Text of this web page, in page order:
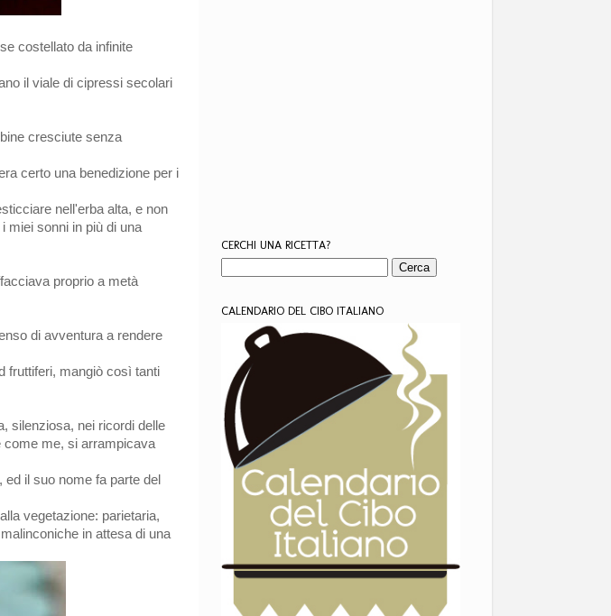
costellato da infinite
il viale di cipressi secolari
cresciute senza
certo una benedizione per i
nell'erba alta, e non
miei sonni in più di una
proprio a metà
di avventura a rendere
fruttiferi, mangiò così tanti
silenziosa, nei ricordi delle
come me, si arrampicava
il suo nome fa parte del
vegetazione: parietaria,
in attesa di una
CERCHI UNA RICETTA?
CALENDARIO DEL CIBO ITALIANO